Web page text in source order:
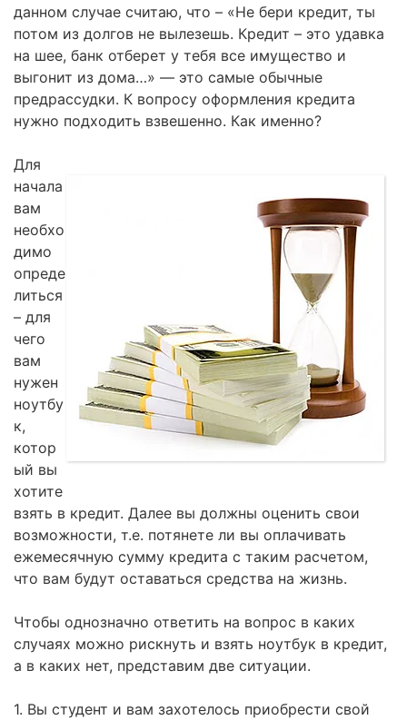
данном случае считаю, что – «Не бери кредит, ты
потом из долгов не вылезешь. Кредит – это удавка
на шее, банк отберет у тебя все имущество и
выгонит из дома…» — это самые обычные
предрассудки. К вопросу оформления кредита
нужно подходить взвешенно. Как именно?
Для
начала
вам
необхо
димо
опреде
литься
– для
чего
вам
нужен
ноутбу
к,
котор
ый вы
хотите
взять в кредит. Далее вы должны оценить свои
возможности, т.е. потянете ли вы оплачивать
ежемесячную сумму кредита с таким расчетом,
что вам будут оставаться средства на жизнь.
Чтобы однозначно ответить на вопрос в каких
случаях можно рискнуть и взять ноутбук в кредит,
а в каких нет, представим две ситуации.
1. Вы студент и вам захотелось приобрести свой